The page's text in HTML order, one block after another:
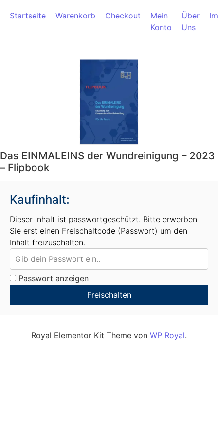
Startseite
Warenkorb Checkout
Mein
Konto
Über
Uns
Das EINMALEINS der Wundreinigung – 2023
– Flipbook
Kaufinhalt:
Dieser Inhalt ist passwortgeschützt. Bitte erwerben
Sie erst einen Freischaltcode (Passwort) um den
Inhalt freizuschalten.
Passwort anzeigen
Freischalten
Royal Elementor Kit Theme von WP Royal.